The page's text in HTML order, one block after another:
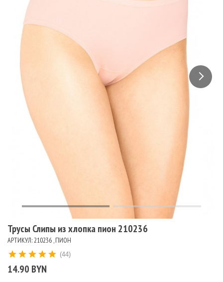
Трусы Слипы из хлопка пион 210236
АРТИКУЛ: 210236 , ПИОН
14.90 BYN
(44)